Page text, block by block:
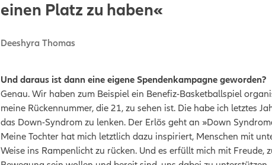
einen Platz zu haben«
Deeshyra Thomas
Und daraus ist dann eine eigene Spendenkampagne geworden?
Genau. Wir haben zum Beispiel ein Benefiz-Basketballspiel
meine Rückennummer, die 21, zu sehen ist. Die habe ich letztes
das Down-Syndrom zu lenken. Der Erlös geht an »Down
Meine Tochter hat mich letztlich dazu inspiriert, Menschen mit
Weise ins Rampenlicht zu rücken. Und es erfüllt mich mit Freude,